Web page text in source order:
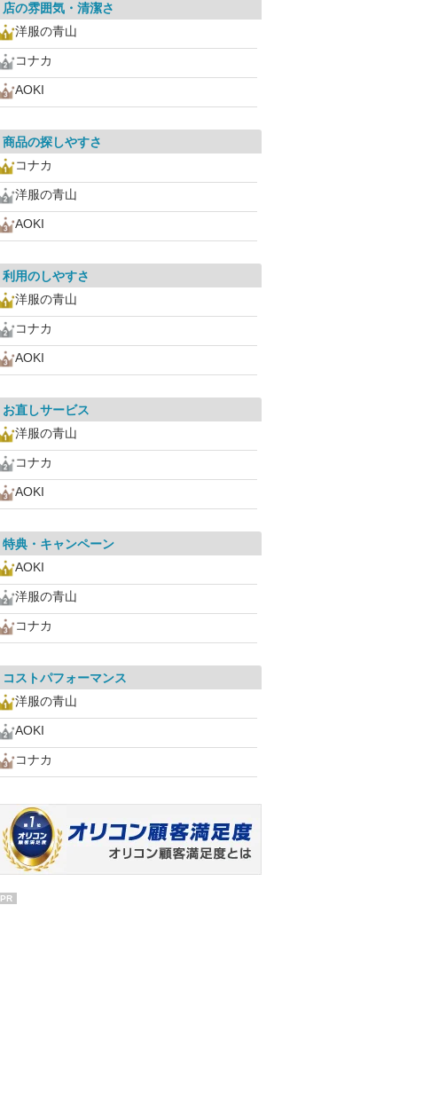
店の雰囲気・清潔さ
洋服の青山
コナカ
AOKI
商品の探しやすさ
コナカ
洋服の青山
AOKI
利用のしやすさ
洋服の青山
コナカ
AOKI
お直しサービス
洋服の青山
コナカ
AOKI
特典・キャンペーン
AOKI
洋服の青山
コナカ
コストパフォーマンス
洋服の青山
AOKI
コナカ
PR